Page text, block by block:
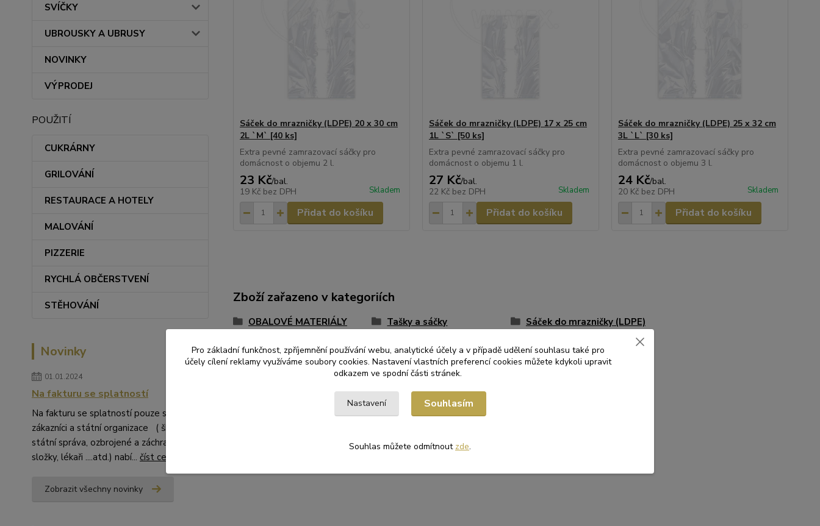
SVÍČKY
UBROUSKY A UBRUSY
NOVINKY
VÝPRODEJ
POUŽITÍ
CUKRÁRNY
GRILOVÁNÍ
RESTAURACE A HOTELY
MALOVÁNÍ
PIZZERIE
RYCHLÁ OBČERSTVENÍ
STĚHOVÁNÍ
Novinky
01.01.2024
Na fakturu se splatností
Na fakturu se splatností pouze stálí
zákazníci a státní organizace ( školství,
státní správa, ozbrojené a záchranné
složky, lékaři ....atd.) nabí... číst celé
Zobrazit všechny novinky
Sáček do mrazničky (LDPE) 20 x 30 cm
2L `M` [40 ks]
Extra pevné zamrazovací sáčky pro
domácnost o objemu 2 l.
23 Kč/bal.
19 Kč bez DPH Skladem
Přidat do košíku
Sáček do mrazničky (LDPE) 17 x 25 cm
1L `S` [50 ks]
Extra pevné zamrazovací sáčky pro
domácnost o objemu 1 l.
27 Kč/bal.
22 Kč bez DPH Skladem
Přidat do košíku
Sáček do mrazničky (LDPE) 25 x 32 cm
3L `L` [30 ks]
Extra pevné zamrazovací sáčky pro
domácnost o objemu 3 l.
24 Kč/bal.
20 Kč bez DPH Skladem
Přidat do košíku
Zboží zařazeno v kategoriích
OBALOVÉ MATERIÁLY Tašky a sáčky Sáček do mrazničky (LDPE)
Pro základní funkčnost, zpříjemnění používání webu, analytické účely a v případě udělení souhlasu také pro
účely cílení reklamy využíváme soubory cookies. Nastavení vlastních preferencí cookies můžete kdykoli upravit
odkazem ve spodní části stránek.
Nastavení Souhlasím
Souhlas můžete odmítnout zde.